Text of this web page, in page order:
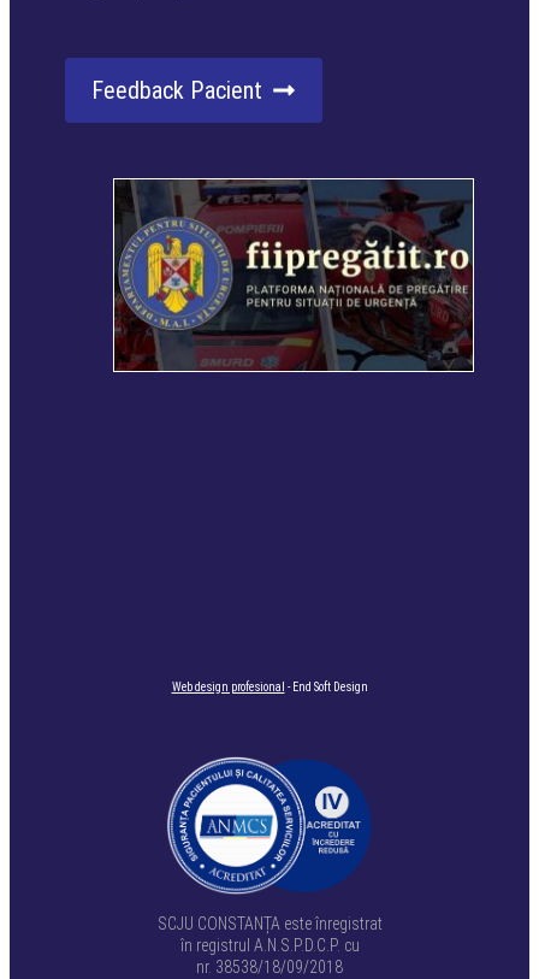
Web design profesional - End Soft Design
Feedback Pacient
SCJU CONSTANȚA este înregistrat
în registrul A.N.S.P.D.C.P. cu
nr. 38538/18/09/2018